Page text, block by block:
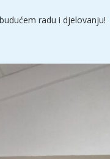
radu i djelovanju!